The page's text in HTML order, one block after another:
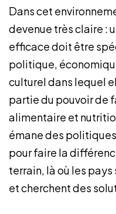
Dans cet
devenue très claire :
efficace doit être
politique,
culturel dans lequel
partie du pouvoir de
alimentaire et
émane des
pour faire la
terrain, là où les
et cherchent des